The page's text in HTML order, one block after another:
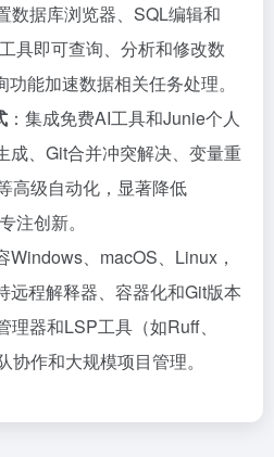
数据库浏览器、SQL编辑和
具即可查询、分析和修改数
能加速数据相关任务处理。
：集成免费AI工具和Junie个人
成、Git合并冲突解决、变量重
高级自动化，显著降低
注创新。
Windows、macOS、Linux，
远程解释器、容器化和Git版本
器和LSP工具（如Ruff、
作和大规模项目管理。